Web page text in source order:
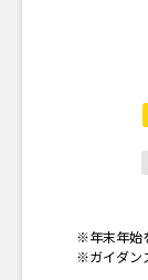
※年末年始
※ガイダン